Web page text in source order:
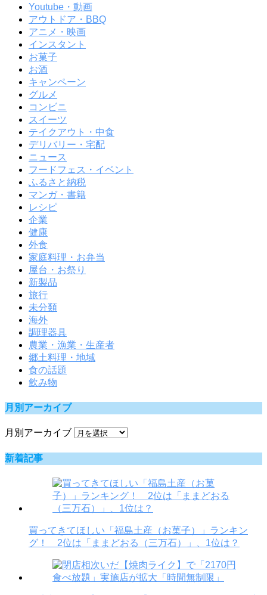
Youtube・動画
アウトドア・BBQ
アニメ・映画
インスタント
お菓子
お酒
キャンペーン
グルメ
コンビニ
スイーツ
テイクアウト・中食
デリバリー・宅配
ニュース
フードフェス・イベント
ふるさと納税
マンガ・書籍
レシピ
企業
健康
外食
家庭料理・お弁当
屋台・お祭り
新製品
旅行
未分類
海外
調理器具
農業・漁業・生産者
郷土料理・地域
食の話題
飲み物
月別アーカイブ
月別アーカイブ
新着記事
買ってきてほしい「福島土産（お菓子）」ランキン
グ！ 2位は「ままどおる（三万石）」、1位は？